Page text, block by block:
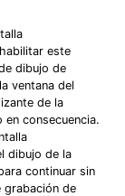
este
dibujo de
ventana del
de la
consecuencia.
dibujo de la
continuar sin
grabación de